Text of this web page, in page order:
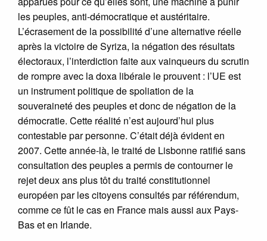
les peuples, anti-démocratique et austéritaire.
L’écrasement de la possibilité d’une alternative réelle
après la victoire de Syriza, la négation des résultats
électoraux, l’interdiction faite aux vainqueurs du scrutin
de rompre avec la doxa libérale le prouvent : l’UE est
un instrument politique de spoliation de la
souveraineté des peuples et donc de négation de la
démocratie. Cette réalité n’est aujourd’hui plus
contestable par personne. C’était déjà évident en
2007. Cette année-là, le traité de Lisbonne ratifié sans
consultation des peuples a permis de contourner le
rejet deux ans plus tôt du traité constitutionnel
européen par les citoyens consultés par référendum,
comme ce fût le cas en France mais aussi aux Pays-
Bas et en Irlande.